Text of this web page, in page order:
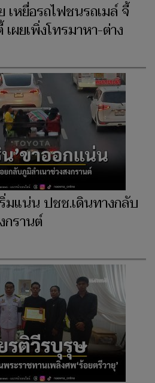
เหยื่อรถไฟชนรถเมล์ จี้
ผยเพิ่งโทรมาหา-ต่าง
มแน่น ปชช.เดินทางกลับ
กรานต์